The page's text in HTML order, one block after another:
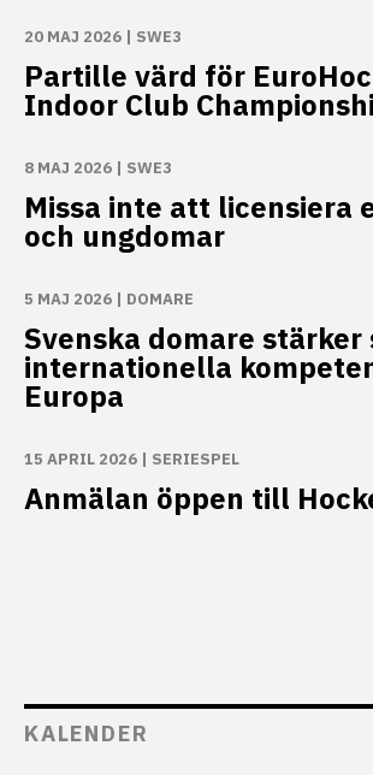
20 MAJ 2026 | SWE3
Partille värd för
Indoor Club
8 MAJ 2026 | SWE3
Missa inte att licensiera
och ungdomar
5 MAJ 2026 | DOMARE
Svenska domare stärker
internationella
Europa
15 APRIL 2026 | SERIESPEL
Anmälan öppen till
KALENDER